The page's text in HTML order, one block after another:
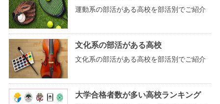
運動系の部活がある高校を部活別でご紹介
文化系の部活がある高校
文化系の部活がある高校を部活別でご紹介
大学合格者数が多い高校ランキング